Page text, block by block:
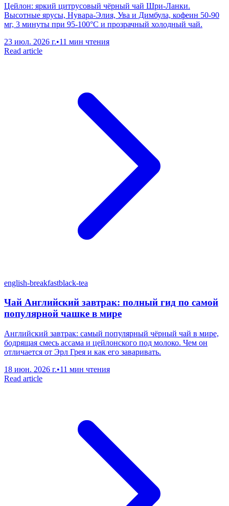
Цейлон: яркий цитрусовый чёрный чай Шри-Ланки.
Высотные ярусы, Нувара-Элия, Ува и Димбула, кофеин 50-90
мг, 3 минуты при 95-100°C и прозрачный холодный чай.
23 июл. 2026 г.•11 мин чтения
Read article
english-breakfastblack-tea
Чай Английский завтрак: полный гид по самой
популярной чашке в мире
Английский завтрак: самый популярный чёрный чай в мире,
бодрящая смесь ассама и цейлонского под молоко. Чем он
отличается от Эрл Грея и как его заваривать.
18 июн. 2026 г.•11 мин чтения
Read article